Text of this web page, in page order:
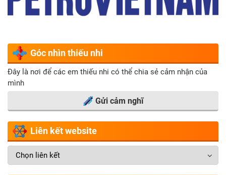
Góc nhìn thiếu nhi
Đây là nơi để các em thiếu nhi có thể chia sẻ cảm nhận của
mình
Gửi cảm nghĩ
Liên kết website